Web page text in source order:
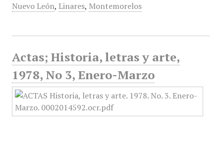
Nuevo León, Linares, Montemorelos
Actas; Historia, letras y arte,
1978, No 3, Enero-Marzo